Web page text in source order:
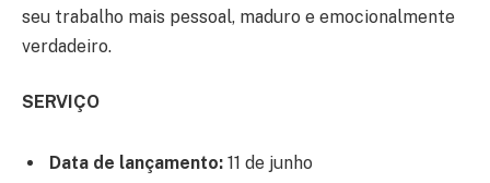
seu trabalho mais pessoal, maduro e emocionalmente
verdadeiro.
SERVIÇO
Data de lançamento: 11 de junho